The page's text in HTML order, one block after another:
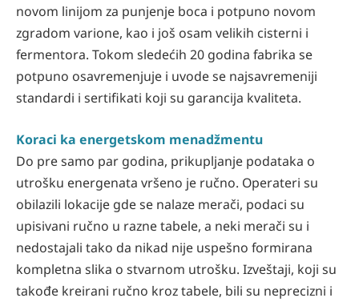
novom linijom za punjenje boca i potpuno novom
zgradom varione, kao i još osam velikih cisterni i
fermentora. Tokom sledećih 20 godina fabrika se
potpuno osavremenjuje i uvode se najsavremeniji
standardi i sertifikati koji su garancija kvaliteta.
Koraci ka energetskom menadžmentu
Do pre samo par godina, prikupljanje podataka o
utrošku energenata vršeno je ručno. Operateri su
obilazili lokacije gde se nalaze merači, podaci su
upisivani ručno u razne tabele, a neki merači su i
nedostajali tako da nikad nije uspešno formirana
kompletna slika o stvarnom utrošku. Izveštaji, koji su
takođe kreirani ručno kroz tabele, bili su neprecizni i